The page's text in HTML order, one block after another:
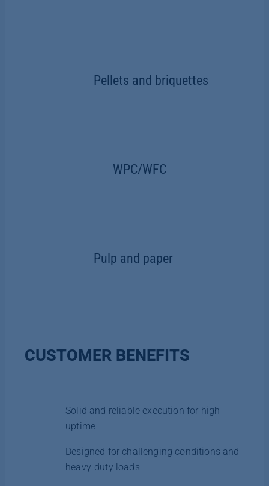
Pellets and briquettes
WPC/WFC
Pulp and paper
CUSTOMER BENEFITS
Solid and reliable execution for high
uptime
Designed for challenging conditions and
heavy-duty loads